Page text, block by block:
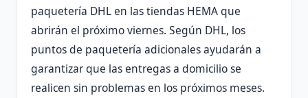
paquetería DHL en las tiendas HEMA que
abrirán el próximo viernes. Según DHL, los
puntos de paquetería adicionales ayudarán a
garantizar que las entregas a domicilio se
realicen sin problemas en los próximos meses.